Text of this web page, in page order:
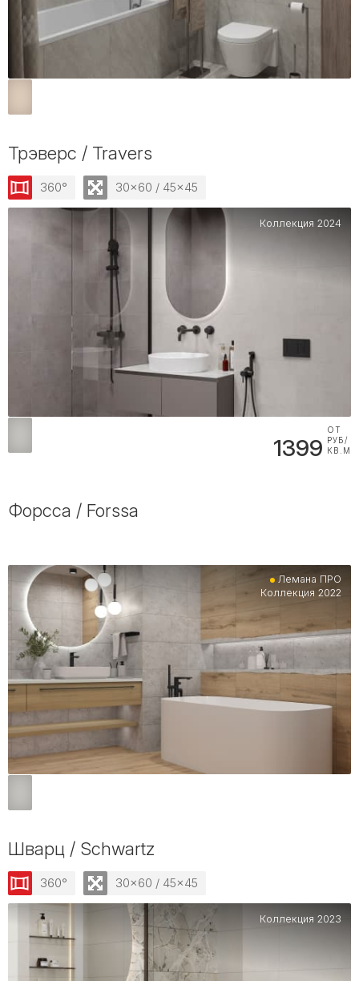
Трэверс / Travers
360° 30x60 / 45x45
Коллекция 2024
1399
ОТ
РУБ/
КВ.М
Форсса / Forssa
Лемана ПРО
Коллекция 2022
Шварц / Schwartz
360° 30x60 / 45x45
Коллекция 2023